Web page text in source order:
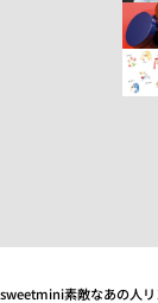
sweetmini素敵なあの人